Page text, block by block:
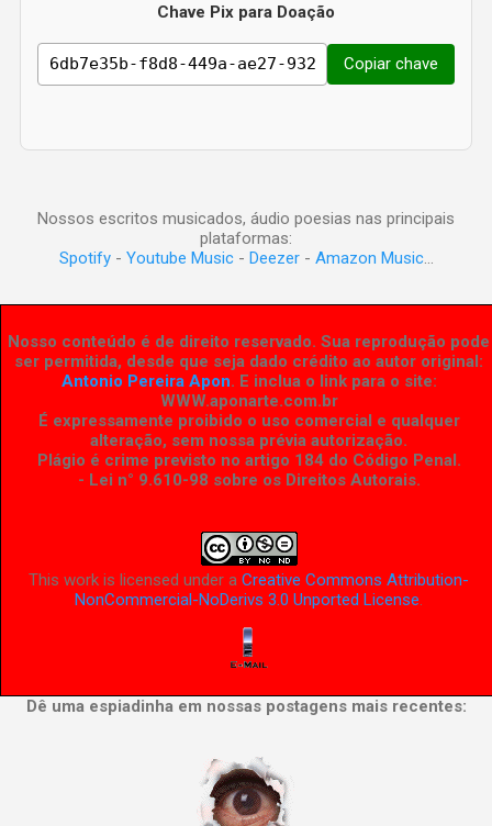
Chave Pix para Doação
Copiar chave
Nossos escritos musicados, áudio poesias nas principais
plataformas:
Spotify- Youtube Music- Deezer- Amazon Music...
Nosso conteúdo é de direito reservado. Sua reprodução pode
ser permitida, desde que seja dado crédito ao autor original:
Antonio Pereira Apon. E inclua o link para o site:
WWW.aponarte.com.br
É expressamente proibido o uso comercial e qualquer
alteração, sem nossa prévia autorização.
Plágio é crime previsto no artigo 184 do Código Penal.
- Lei n° 9.610-98 sobre os Direitos Autorais.
This work is licensed under aCreative Commons Attribution-
NonCommercial-NoDerivs 3.0 Unported License.
Dê uma espiadinha em nossas postagens mais recentes: